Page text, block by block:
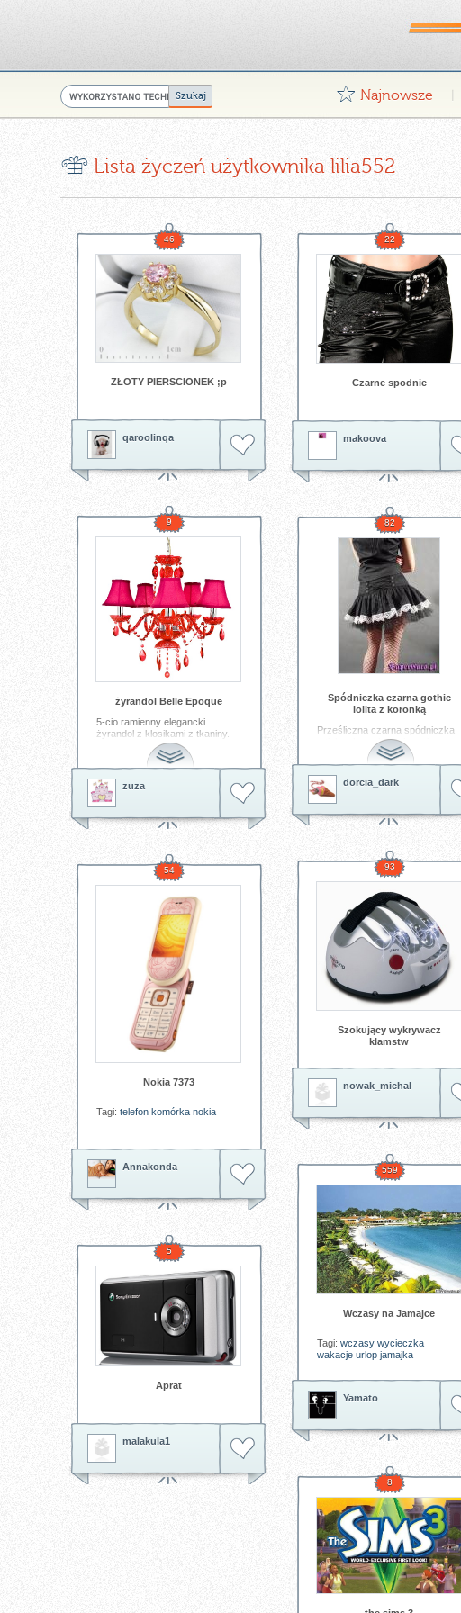
G Najnowsze
r Lista życzeń użytkownika lilia552
46
ZŁOTY PIERSCIONEK ;p
qaroolinqa
22
Czarne spodnie
makoova
9
żyrandol Belle Epoque
5-cio ramienny elegancki
żyrandol z klosikami z tkaniny.
żyrandol
zuza
82
Spódniczka czarna gothic
lolita z koronką
Prześliczna czarna spódniczka
z tiulem koronką i wiązaniem z
Tagi:
emo
punk
dorcia_dark
93
Szokujący wykrywacz
kłamstw
nowak_michal
54
Nokia 7373
Tagi: telefon komórka nokia
Annakonda 559
Wczasy na Jamajce
Tagi: wczasy wycieczka
wakacje urlop jamajka
Yamato
5
Aprat
malakula1
8